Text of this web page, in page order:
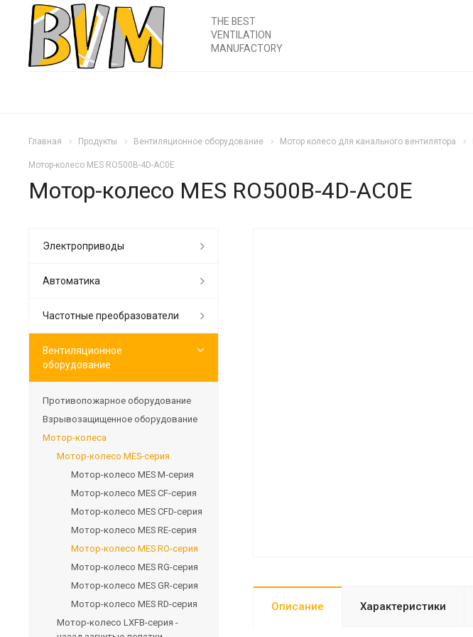
THE BEST
VENTILATION
MANUFACTORY
Главная Продукты Вентиляционное оборудование Мотор колесо для канального вентилятора
Мотор-колесо MES RO500B-4D-AC0E
Мотор-колесо MES RO500B-4D-AC0E
Описание Характеристики
Электроприводы
Автоматика
Частотные преобразователи
Вентиляционное
оборудование
Противопожарное оборудование
Взрывозащищенное оборудование
Мотор-колеса
Мотор-колесо MES-серия
Мотор-колесо MES M-серия
Мотор-колесо MES CF-серия
Мотор-колесо MES CFD-серия
Мотор-колесо MES RE-серия
Мотор-колесо MES RO-серия
Мотор-колесо MES RG-серия
Мотор-колесо MES GR-серия
Мотор-колесо MES RD-серия
Мотор-колесо LXFB-серия -